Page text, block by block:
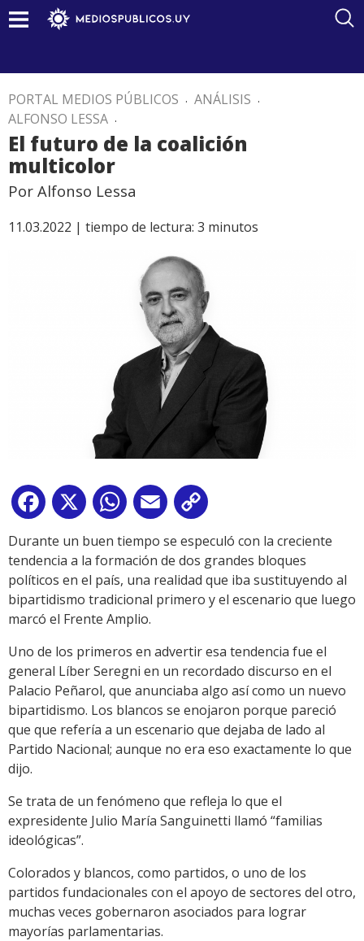
PORTAL MEDIOS PÚBLICOS . ANÁLISIS .
ALFONSO LESSA .
El futuro de la coalición
multicolor
Por Alfonso Lessa
11.03.2022 | tiempo de lectura: 3 minutos
Facebook
X WhatsApp
Email
Link
Durante un buen tiempo se especuló con la creciente
tendencia a la formación de dos grandes bloques
políticos en el país, una realidad que iba sustituyendo al
bipartidismo tradicional primero y el escenario que luego
marcó el Frente Amplio.
Uno de los primeros en advertir esa tendencia fue el
general Líber Seregni en un recordado discurso en el
Palacio Peñarol, que anunciaba algo así como un nuevo
bipartidismo. Los blancos se enojaron porque pareció
que que refería a un escenario que dejaba de lado al
Partido Nacional; aunque no era eso exactamente lo que
dijo.
Se trata de un fenómeno que refleja lo que el
expresidente Julio María Sanguinetti llamó “familias
ideológicas”.
Colorados y blancos, como partidos, o uno de los
partidos fundacionales con el apoyo de sectores del otro,
muchas veces gobernaron asociados para lograr
mayorías parlamentarias.